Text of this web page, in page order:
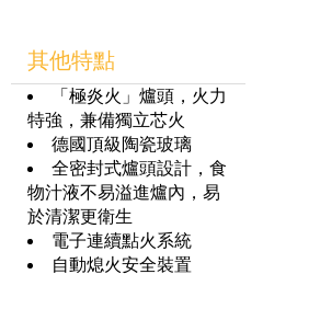
其他特點
「極炎火」爐頭，火力
特強，兼備獨立芯火
德國頂級陶瓷玻璃
全密封式爐頭設計，食
物汁液不易溢進爐內，易
於清潔更衛生
電子連續點火系統
自動熄火安全裝置